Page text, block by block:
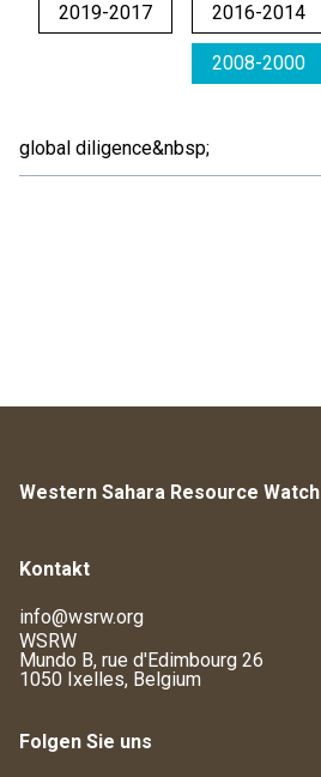
2019-2017 2016-2014
2008-2000
Western Sahara Resource Watch
Kontakt
info@wsrw.org
WSRW
Mundo B, rue d'Edimbourg 26
1050 Ixelles, Belgium
Folgen Sie uns